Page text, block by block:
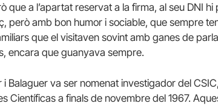
que a l’apartat reservat a la firma, al seu DNI
però amb bon humor i sociable, que sempre
que el visitaven sovint amb ganes de
encara que guanyava sempre.
i Balaguer va ser nomenat investigador del
Científicas a finals de novembre del 1967.